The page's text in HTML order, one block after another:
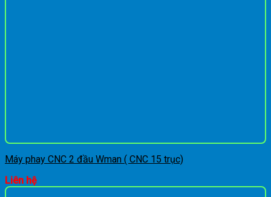
Máy phay CNC 2 đầu Wman ( CNC 15 trục)
Liên hệ